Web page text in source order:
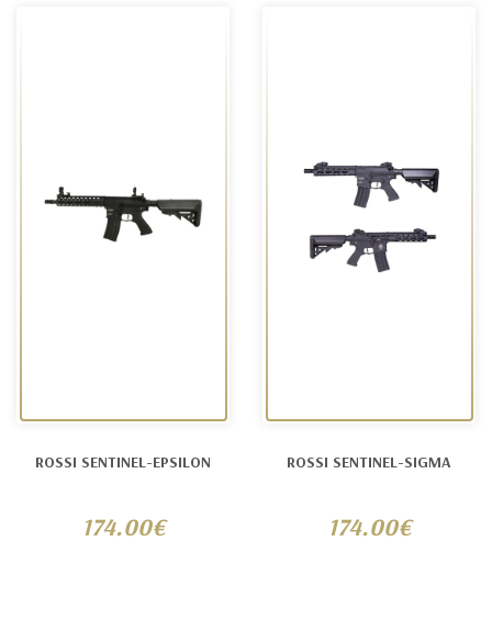
ROSSI SENTINEL-EPSILON
174.00€
ROSSI SENTINEL-SIGMA
174.00€